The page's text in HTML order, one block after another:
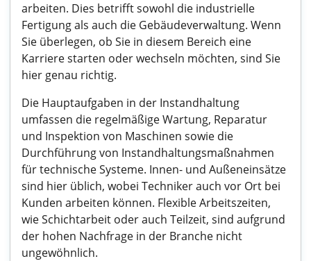
arbeiten. Dies betrifft sowohl die industrielle
Fertigung als auch die Gebäudeverwaltung. Wenn
Sie überlegen, ob Sie in diesem Bereich eine
Karriere starten oder wechseln möchten, sind Sie
hier genau richtig.
Die Hauptaufgaben in der Instandhaltung
umfassen die regelmäßige Wartung, Reparatur
und Inspektion von Maschinen sowie die
Durchführung von Instandhaltungsmaßnahmen
für technische Systeme. Innen- und Außeneinsätze
sind hier üblich, wobei Techniker auch vor Ort bei
Kunden arbeiten können. Flexible Arbeitszeiten,
wie Schichtarbeit oder auch Teilzeit, sind aufgrund
der hohen Nachfrage in der Branche nicht
ungewöhnlich.